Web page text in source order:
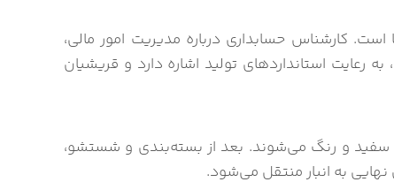
کارشناس حسابداری درباره مدیریت امور مالی،
استانداردهای تولید اشاره دارد و قریشیان
سفید و رنگ می‌شوند. بعد از بسته‌بندی و شستشو،
به انبار منتقل می‌شود.